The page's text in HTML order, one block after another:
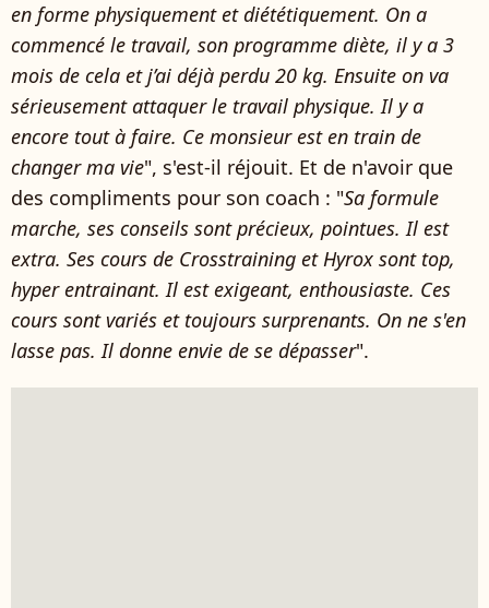
en forme physiquement et diététiquement. On a
commencé le travail, son programme diète, il y a 3
mois de cela et j’ai déjà perdu 20 kg. Ensuite on va
sérieusement attaquer le travail physique. Il y a
encore tout à faire. Ce monsieur est en train de
changer ma vie", s'est-il réjouit. Et de n'avoir que
des compliments pour son coach : "Sa formule
marche, ses conseils sont précieux, pointues. Il est
extra. Ses cours de Crosstraining et Hyrox sont top,
hyper entrainant. Il est exigeant, enthousiaste. Ces
cours sont variés et toujours surprenants. On ne s'en
lasse pas. Il donne envie de se dépasser".